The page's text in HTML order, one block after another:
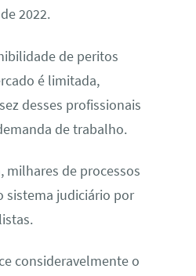
2022.
de peritos
é limitada,
desses profissionais
de trabalho.
milhares de processos
sistema judiciário por
consideravelmente o